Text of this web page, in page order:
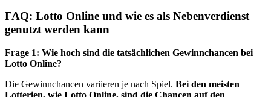
FAQ: Lotto Online und wie es als Nebenverdienst
genutzt werden kann
Frage 1: Wie hoch sind die tatsächlichen Gewinnchancen bei
Lotto Online?
Die Gewinnchancen variieren je nach Spiel. Bei den meisten
Lotterien, wie Lotto Online, sind die Chancen auf den